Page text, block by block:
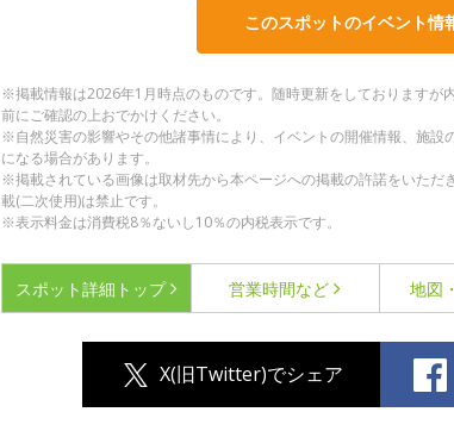
このスポットのイベント情
※掲載情報は2026年1月時点のものです。随時更新をしておりますが
前にご確認の上おでかけください。
※自然災害の影響やその他諸事情により、イベントの開催情報、施設
になる場合があります。
※掲載されている画像は取材先から本ページへの掲載の許諾をいただ
載(二次使用)は禁止です。
※表示料金は消費税8％ないし10％の内税表示です。
スポット詳細 トップ 営業時間など 地図
X(旧Twitter)でシェア